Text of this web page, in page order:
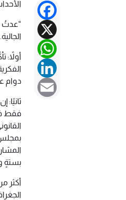
Facebook
X
WhatsApp
LinkedIn
Email
“عدتُ
الجالية.
أولاً:
دوام
بستةٍ
أكثر